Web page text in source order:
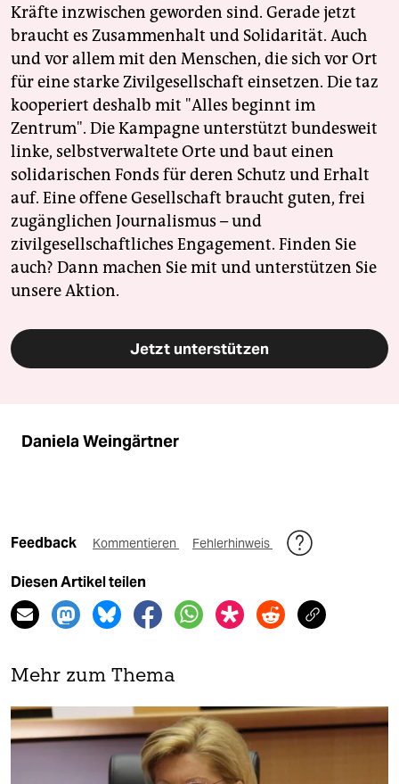
Kräfte inzwischen geworden sind. Gerade jetzt
braucht es Zusammenhalt und Solidarität. Auch
und vor allem mit den Menschen, die sich vor Ort
für eine starke Zivilgesellschaft einsetzen. Die taz
kooperiert deshalb mit "Alles beginnt im
Zentrum". Die Kampagne unterstützt bundesweit
linke, selbstverwaltete Orte und baut einen
solidarischen Fonds für deren Schutz und Erhalt
auf. Eine offene Gesellschaft braucht guten, frei
zugänglichen Journalismus – und
zivilgesellschaftliches Engagement. Finden Sie
auch? Dann machen Sie mit und unterstützen Sie
unsere Aktion.
Jetzt unterstützen
Daniela Weingärtner
Feedback Kommentieren Fehlerhinweis
Diesen Artikel teilen
Mehr zum Thema